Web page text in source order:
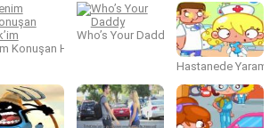
Konuşan Hank’im
Who’s Your Daddy
Hastanede